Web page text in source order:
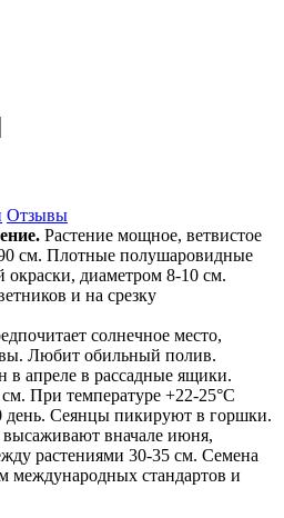
Отзывы
Растение мощное, ветвистое
см. Плотные полушаровидные
окраски, диаметром 8-10 см.
и на срезку
солнечное место,
Любит обильный полив.
в апреле в рассадные ящики.
При температуре +22-25°C
день. Сеянцы пикируют в горшки.
вначале июня,
растениями 30-35 см. Семена
международных стандартов и